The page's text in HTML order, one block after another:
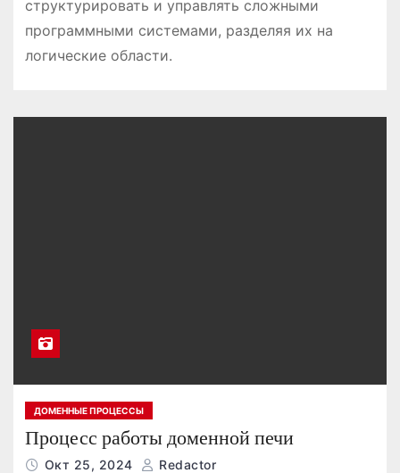
структурировать и управлять сложными
программными системами, разделяя их на
логические области.
ДОМЕННЫЕ ПРОЦЕССЫ
Процесс работы доменной печи
Окт 25, 2024 Redactor